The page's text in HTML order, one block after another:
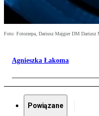
Foto: Fotorzepa, Dariusz Majgier DM Dariusz
Agnieszka Łakoma
Powiązane